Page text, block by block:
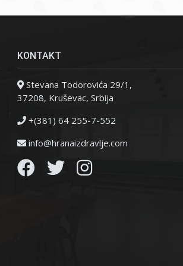
KONTAKT
Stevana Todorovića 29/1,
37208, Kruševac, Srbija
+(381) 64 255-7-552
info@hranaizdravlje.com